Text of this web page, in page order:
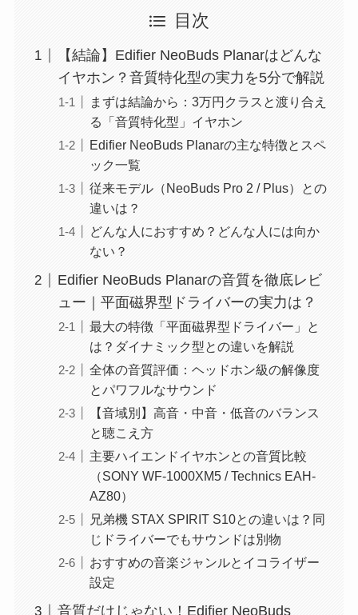
目次
【結論】Edifier NeoBuds Planarはどんな
イヤホン？音質特化型の実力を5分で解説
まずは結論から：3万円クラスと渡り合え
る「音質特化型」イヤホン
Edifier NeoBuds Planarの主な特徴とスペ
ック一覧
従来モデル（NeoBuds Pro 2 / Plus）との
違いは？
どんな人におすすめ？どんな人には向か
ない？
Edifier NeoBuds Planarの音質を徹底レビ
ュー｜平面磁界型ドライバーの実力は？
最大の特徴「平面磁界型ドライバー」と
は？ダイナミック型との違いを解説
全体の音質評価：ヘッドホン級の解像度
とパワフルなサウンド
【音域別】高音・中音・低音のバランス
と聴こえ方
主要ハイエンドイヤホンとの音質比較
（SONY WF-1000XM5 / Technics EAH-
AZ80）
兄弟機 STAX SPIRIT S10との違いは？同
じドライバーでもサウンドは別物
おすすめの音楽ジャンルとイコライザー
設定
音質だけじゃない！Edifier NeoBuds